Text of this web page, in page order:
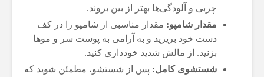
چربی و آلودگی‌ها بهتر از بین بروند.
مقدار شامپو: مقدار مناسبی از شامپو را در کف
دست خود بریزید و به آرامی به پوست سر و موها
بزنید. از مالش شدید خودداری کنید.
شستشوی کامل: پس از شستشو، مطمئن شوید که